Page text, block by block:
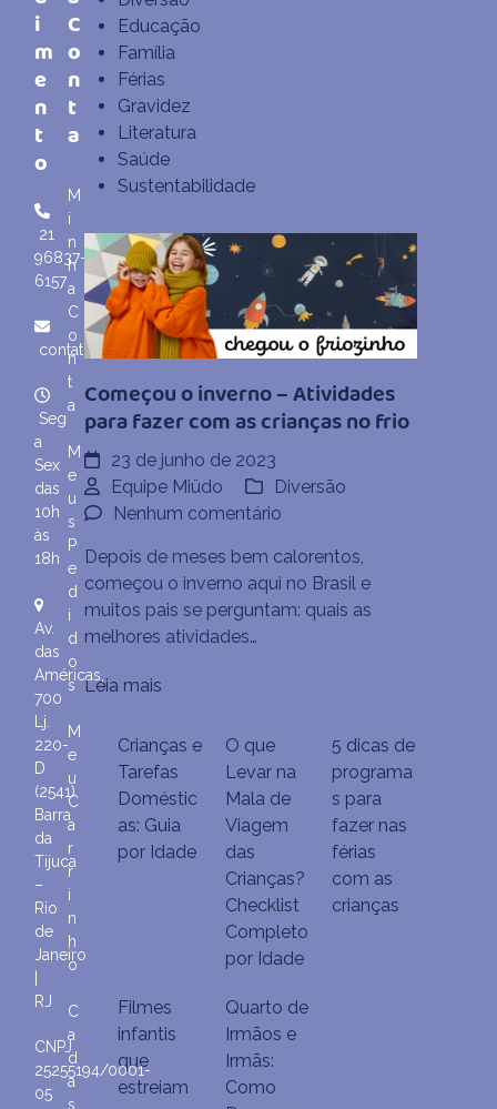
Educação
Família
Férias
Gravidez
Literatura
Saúde
Sustentabilidade
Começou o inverno – Atividades
para fazer com as crianças no frio
23 de junho de 2023
Equipe Miüdo
Diversão
Nenhum comentário
o
inverno
–
crianças
no
frio
Depois de meses bem calorentos,
começou o inverno aqui no Brasil e
muitos pais se perguntam: quais as
melhores atividades…
Leia mais
Crianças e
Tarefas
Doméstic
as: Guia
por Idade
O que
Levar na
Mala de
Viagem
das
Crianças?
Checklist
Completo
por Idade
5 dicas de
programa
s para
fazer nas
férias
com as
crianças
Filmes
infantis
que
estreiam
Quarto de
Irmãos e
Irmãs:
Como
i
m
e
n
t
o
21
96837-
6157
contato@miudo.com.br
Seg
a
Sex
das
10h
às
18h
Av.
das
Américas,
700
Lj.
220-
D
(2541)
Barra
da
Tijuca
–
Rio
de
Janeiro
RJ
CNPJ
25255194/0001-
05
C
o
n
t
a
M
i
n
h
a
C
o
n
t
a
M
e
u
s
P
e
d
i
d
o
s
M
e
u
C
a
r
r
i
n
h
o
C
a
d
a
s